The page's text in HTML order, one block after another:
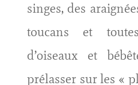
singes, des
toucans et
d’oiseaux et
prélasser sur les «